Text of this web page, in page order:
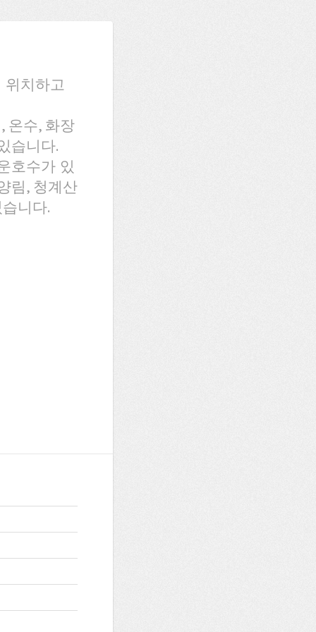
위치하고
온수, 화장
습니다.
호수가 있
림, 청계산
니다.